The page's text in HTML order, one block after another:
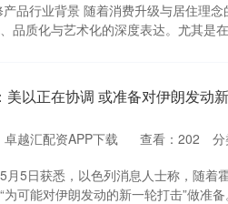
品行业背景 随着消费升级与居住理
品质化与艺术化的深度表达。尤其是
美以正在协调 或准备对伊朗发动
卓越汇配资APP下载 查看： 202 分
5日获悉，以色列消息人士称，随着
为可能对伊朗发动的新一轮打击”做准